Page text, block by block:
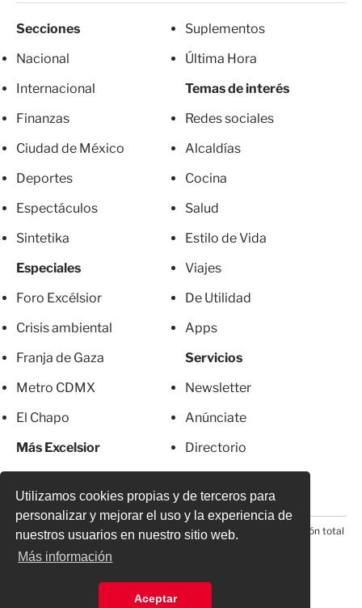
Utilizamos cookies propias y de terceros para
personalizar y mejorar el uso y la experiencia de
nuestros usuarios en nuestro sitio web.
Más información
Aceptar
Secciones
Nacional
Internacional
Finanzas
Ciudad de México
Deportes
Espectáculos
Sintetika
Especiales
Foro Excélsior
Crisis ambiental
Franja de Gaza
Metro CDMX
El Chapo
Más Excelsior
Suplementos
Última Hora
Temas de interés
Redes sociales
Alcaldías
Cocina
Salud
Estilo de Vida
Viajes
De Utilidad
Apps
Servicios
Newsletter
Anúnciate
Directorio
© 2026 Todos los derechos reservados. Prohibida la reproducción total
o parcial, incluyendo cualquier medio electrónico*